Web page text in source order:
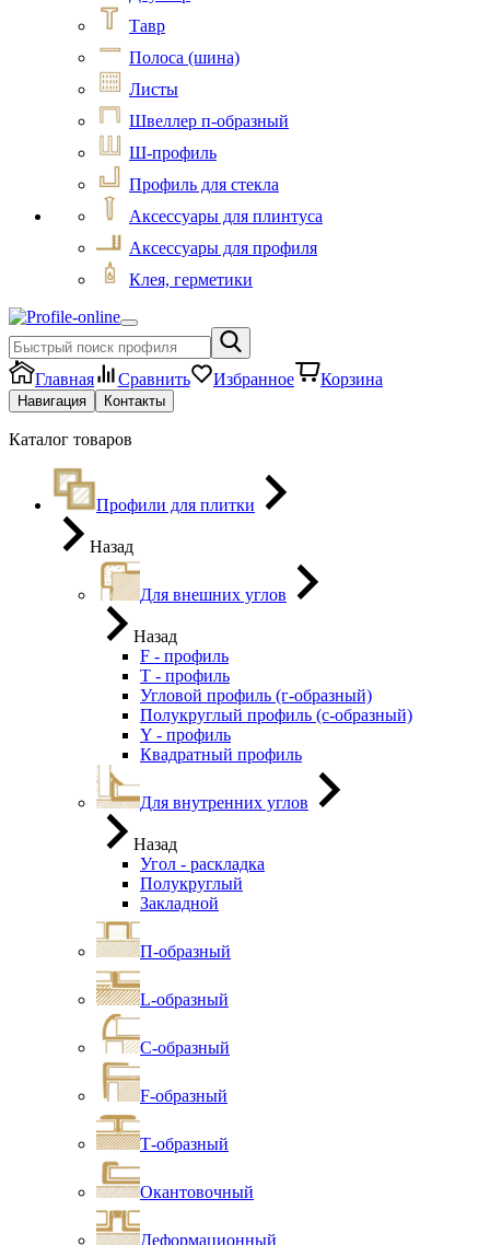
Тавр
Полоса (шина)
Листы
Швеллер п-образный
Ш-профиль
Профиль для стекла
Аксессуары для плинтуса
Аксессуары для профиля
Клея, герметики
Главная Сравнить Избранное Корзина
Навигация Контакты
Каталог товаров
Профили для плитки
Назад
Для внешних углов
Назад
F - профиль
Т - профиль
Угловой профиль (г-образный)
Полукруглый профиль (с-образный)
Y - профиль
Квадратный профиль
Для внутренних углов
Назад
Угол - раскладка
Полукруглый
Закладной
П-образный
L-образный
С-образный
F-образный
Т-образный
Окантовочный
Деформационный